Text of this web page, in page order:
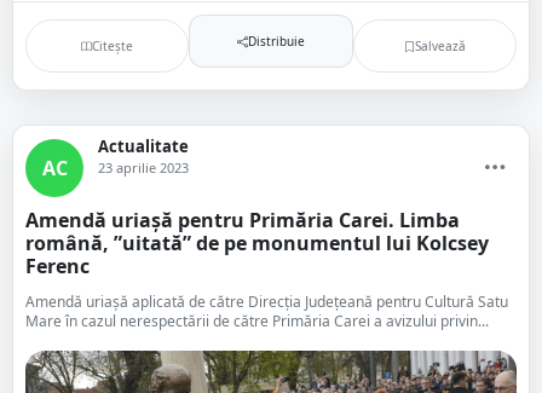
Citește Distribuie Salvează
AC
Actualitate
23 aprilie 2023
Amendă uriașă pentru Primăria Carei. Limba
română, ”uitată” de pe monumentul lui Kolcsey
Ferenc
Amendă uriașă aplicată de către Direcția Județeană pentru Cultură Satu
Mare în cazul nerespectării de către Primăria Carei a avizului privin...